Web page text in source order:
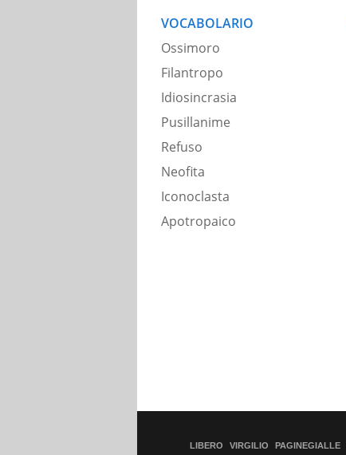
VOCABOLARIO
Ossimoro
Filantropo
Idiosincrasia
Pusillanime
Refuso
Neofita
Iconoclasta
Apotropaico
LIBERO VIRGILIO PAGINEGIALLE